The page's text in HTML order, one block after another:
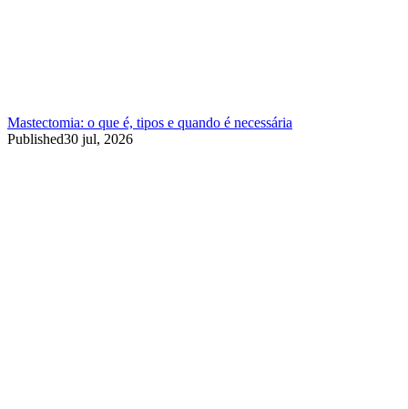
Mastectomia: o que é, tipos e quando é necessária
Published30 jul, 2026